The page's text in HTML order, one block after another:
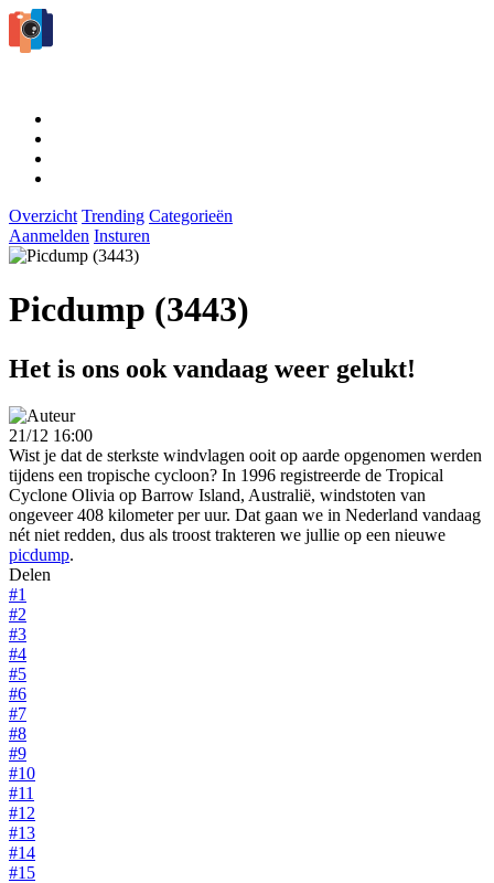
Overzicht Trending Categorieën
Aanmelden Insturen
Picdump (3443)
Het is ons ook vandaag weer gelukt!
21/12 16:00
Wist je dat de sterkste windvlagen ooit op aarde opgenomen werden
tijdens een tropische cycloon? In 1996 registreerde de Tropical
Cyclone Olivia op Barrow Island, Australië, windstoten van
ongeveer 408 kilometer per uur. Dat gaan we in Nederland vandaag
nét niet redden, dus als troost trakteren we jullie op een nieuwe
picdump.
Delen
#1
#2
#3
#4
#5
#6
#7
#8
#9
#10
#11
#12
#13
#14
#15